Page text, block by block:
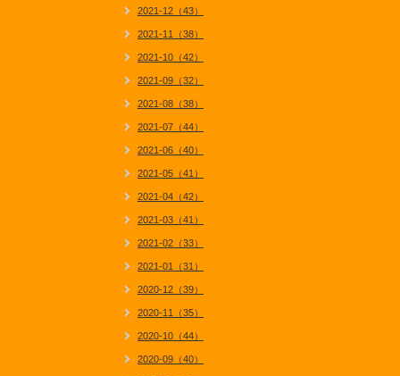
2021-12（43）
2021-11（38）
2021-10（42）
2021-09（32）
2021-08（38）
2021-07（44）
2021-06（40）
2021-05（41）
2021-04（42）
2021-03（41）
2021-02（33）
2021-01（31）
2020-12（39）
2020-11（35）
2020-10（44）
2020-09（40）